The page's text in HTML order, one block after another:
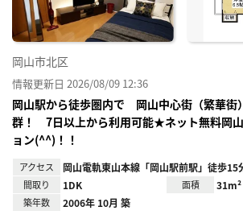
岡山市北区
情報更新日 2026/08/09 12:36
岡山駅から徒歩圏内で 岡山中心街（繁華街
群！ 7日以上から利用可能★ネット無料岡
ョン(^^)！！
アクセス 岡山電軌東山本線「岡山駅前駅」徒歩15
間取り 1DK 面積 31m²
築年数 2006年 10月 築